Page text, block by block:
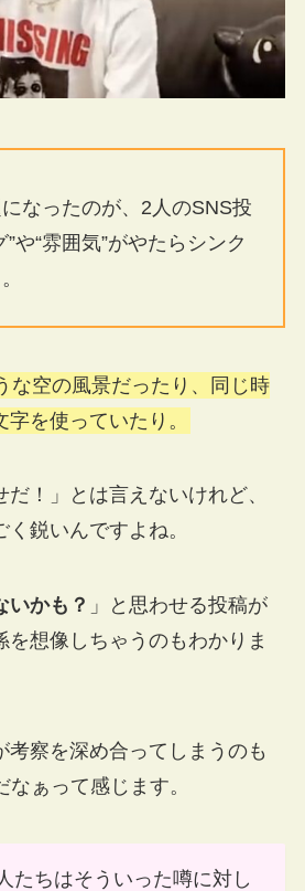
なったのが、2人のSNS投
や“雰囲気”がやたらシンク
な空の風景だったり、同じ時
を使っていたり。
！」とは言えないけれど、
鋭いんですよね。
いかも？ 」と思わせる投稿が
を想像しちゃうのもわかりま
考察を深め合ってしまうのも
ぁって感じます。
たちはそういった噂に対し